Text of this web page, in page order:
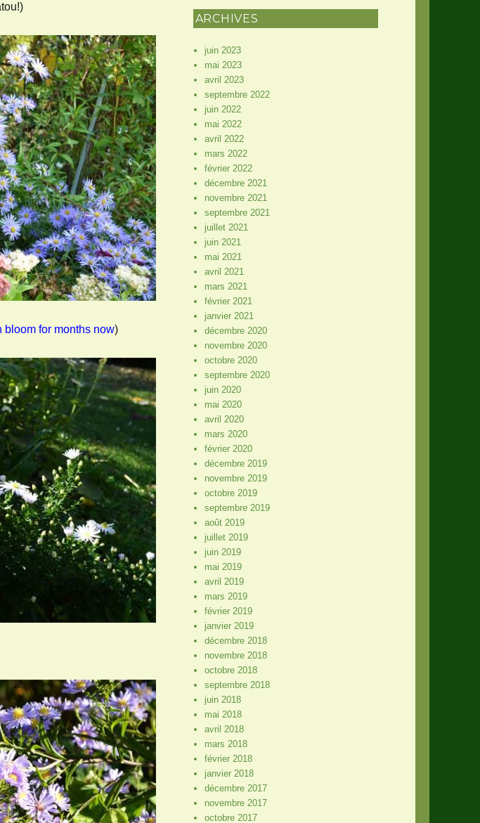
bloom for months now)
ARCHIVES
juin 2023
mai 2023
avril 2023
septembre 2022
juin 2022
mai 2022
avril 2022
mars 2022
février 2022
décembre 2021
novembre 2021
septembre 2021
juillet 2021
juin 2021
mai 2021
avril 2021
mars 2021
février 2021
janvier 2021
décembre 2020
novembre 2020
octobre 2020
septembre 2020
juin 2020
mai 2020
avril 2020
mars 2020
février 2020
décembre 2019
novembre 2019
octobre 2019
septembre 2019
août 2019
juillet 2019
juin 2019
mai 2019
avril 2019
mars 2019
février 2019
janvier 2019
décembre 2018
novembre 2018
octobre 2018
septembre 2018
juin 2018
mai 2018
avril 2018
mars 2018
février 2018
janvier 2018
décembre 2017
novembre 2017
octobre 2017